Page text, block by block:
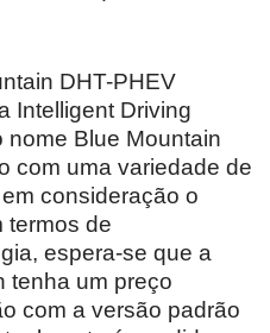
DHT-PHEV
Intelligent Driving
nome Blue Mountain
com uma variedade de
consideração o
termos de
espera-se que a
tenha um preço
com a versão padrão